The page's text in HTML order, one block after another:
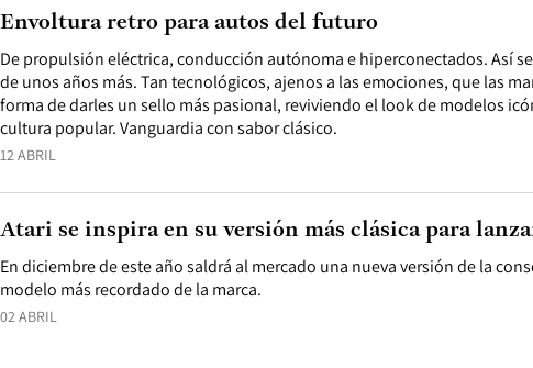
12 ABRIL
De propulsión eléctrica, conducción autónoma e hiperconectados. Así
de unos años más. Tan tecnológicos, ajenos a las emociones, que las
forma de darles un sello más pasional, reviviendo el look de modelos
cultura popular. Vanguardia con sabor clásico.
Envoltura retro para autos del futuro
02 ABRIL
En diciembre de este año saldrá al mercado una nueva versión de la
modelo más recordado de la marca.
Atari se inspira en su versión más clásica para